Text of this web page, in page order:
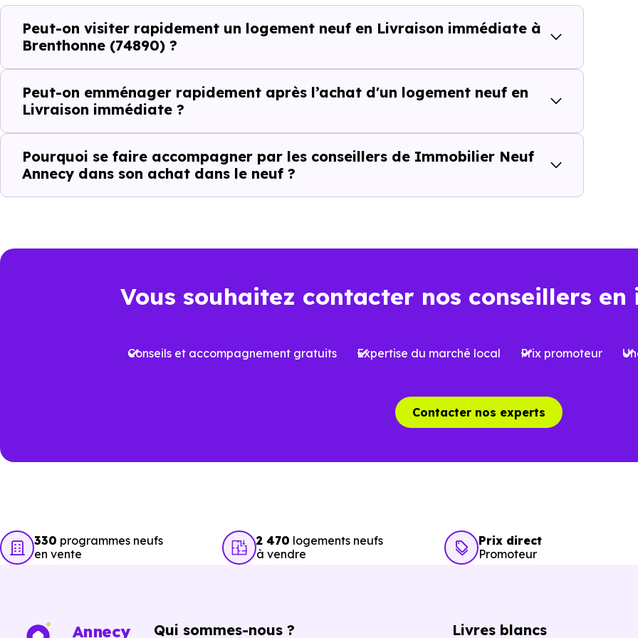
Ce fonctionnement est particulièrement adapté si vous avez une contrainte de
toute projection théorique.
Éviter les pertes de temps dans une
Dans un projet rapide, chaque visite inutile ou chaque information imprécise peut vous
AvecImmobilier Neuf Annecy,
Brenthonne (74890)réellement disponibles.
Éviter les annonces obsolètes.
Avancer rapidement dans les démarches.
Vous pouvez consulter dès maintenant nos programmes immobiliers neufs à
Peut-on visiter rapidement un logement neuf en Livraison immédiate à
Brenthonne (74890) ?
Peut-on emménager rapidement après l’achat d'un logement neuf en
Livraison immédiate ?
Pourquoi se faire accompagner par les conseillers de Immobilier Neuf
Annecy dans son achat dans le neuf ?
Vous souhaitez contacter nos conseillers
Conseils et accompagnement gratuits Expertise du marché local Prix promoteur
Contacter nos experts
330 programmes neufs
en vente
2 470 logements neufs
à vendre
Prix direct
Promoteur
Annecy Qui sommes-nous ? Livres blancs